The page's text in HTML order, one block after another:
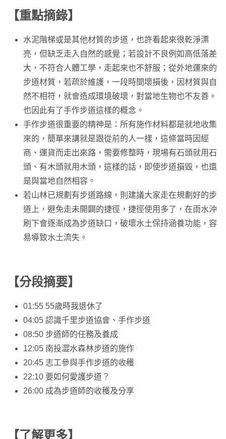
【重點摘錄】
水泥階梯或是其他材質的步道，也許看起來很乾淨漂
亮，但缺乏走入自然的感覺；若設計不良例如高低落差
大，不符合人體工學，走起來也不舒服；從外地運來的
步道材質，若疏於維護，一段時間壞損後，因材質與自
然不相符，就會造成環境破壞，對當地生物也不友善。
也因此有了手作步道這樣的概念。
手作步道很重要的精神是：所有施作材料都是就地收集
來的，簡單來講就是跟從前的人一樣，這條當時因經
商、運貨而走出來路，需要修整時，現場有石頭就用石
頭、有木頭就用木頭，這樣的話，即使步道損毀，也還
是與當地自然相容。
若山林已規劃有步道路線，則建議大家走在規劃好的步
道上，避免走未開闢的捷徑，捷徑使用多了，在雨水沖
刷下會逐漸成為步道缺口，破壞水土保持涵養功能，容
易導致水土流失。
【分段摘要】
01:55 55歲時我退休了
04:05 認識千里步道協會、手作步道
08:50 步道師的任務及養成
12:05 南投澀水森林步道的施作
20:45 志工參與手作步道的收穫
22:10 要如何愛護步道？
26:00 成為步道師的收穫及分享
【了解更多】